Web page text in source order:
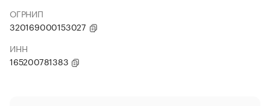
ОГРНИП
320169000153027
ИНН
165200781383